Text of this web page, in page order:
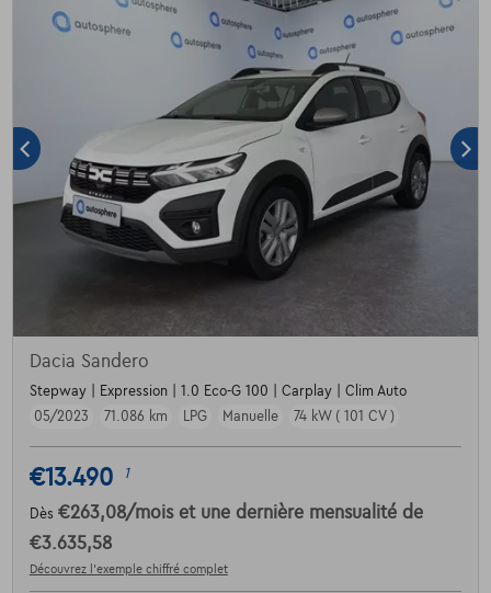
Dacia Sandero
Stepway | Expression | 1.0 Eco-G 100 | Carplay | Clim Auto
05/2023
71.086 km LPG Manuelle 74 kW ( 101 CV )
€13.490 1
Dès €263,08/mois et une dernière mensualité de
€3.635,58
Découvrez l’exemple chiffré complet